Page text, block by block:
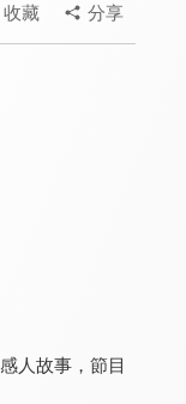
收藏 分享
人故事，節目